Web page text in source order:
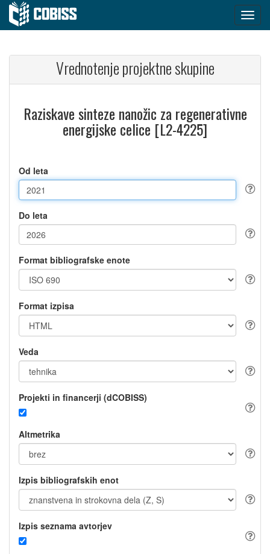
Vrednotenje projektne skupine
Raziskave sinteze nanožic za regenerativne
energijske celice [L2-4225]
Od leta
Do leta
Format bibliografske enote
Format izpisa
Veda
Projekti in financerji (dCOBISS)
Altmetrika
Izpis bibliografskih enot
Izpis seznama avtorjev